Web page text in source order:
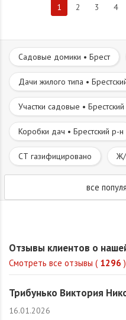
1 2 3 4
Садовые домики • Брест
Дачи жилого типа •
Участки садовые •
Коробки дач • Брестский р-н
СТ газифицировано Ж/
все
Отзывы клиентов о
Смотреть все отзывы ( 1296 )
Трибунько Виктория
16.01.2026